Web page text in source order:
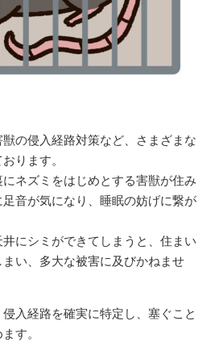
の侵入経路対策など、さまざまな
ります。
ネズミをはじめとする害獣が住み
音が気になり、睡眠の妨げに繋が
にシミができてしまうと、住まい
い、多大な被害に及びかねませ
入経路を確実に特定し、塞ぐこと
す。